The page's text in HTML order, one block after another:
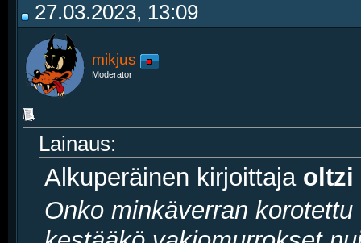
27.03.2023, 13:09
mikjus
Moderator
Lainaus:
Alkuperäinen kirjoittaja oltzi
Onko minkäverran